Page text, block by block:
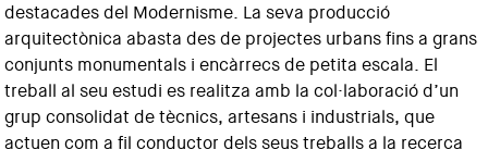
destacades del Modernisme. La seva producció
arquitectònica abasta des de projectes urbans fins a grans
conjunts monumentals i encàrrecs de petita escala. El
treball al seu estudi es realitza amb la col·laboració d’un
grup consolidat de tècnics, artesans i industrials, que
actuen com a fil conductor dels seus treballs a la recerca